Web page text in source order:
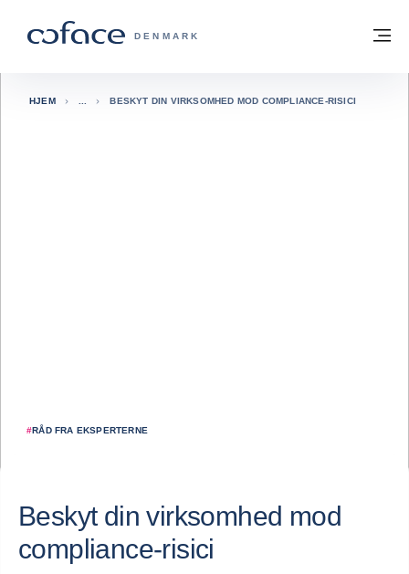
COFACE FOR TRADE - GRUPPENS
DENMARK
Tilbage til hjemmesiden
#RÅD FRA EKSPERTERNE
HJEM BESKYT DIN VIRKSOMHED MOD COMPLIANCE-RISICI
Beskyt din virksomhed mod
compliance-risici